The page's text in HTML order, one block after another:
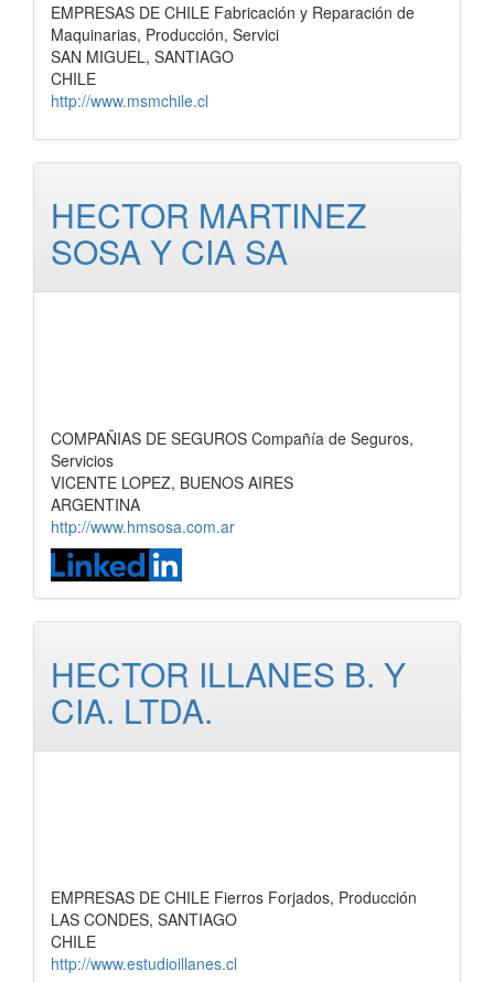
EMPRESAS DE CHILE Fabricación y Reparación de
Maquinarias, Producción, Servici
SAN MIGUEL, SANTIAGO
CHILE
http://www.msmchile.cl
HECTOR MARTINEZ
SOSA Y CIA SA
COMPAÑIAS DE SEGUROS Compañía de Seguros,
Servicios
VICENTE LOPEZ, BUENOS AIRES
ARGENTINA
http://www.hmsosa.com.ar
HECTOR ILLANES B. Y
CIA. LTDA.
EMPRESAS DE CHILE Fierros Forjados, Producción
LAS CONDES, SANTIAGO
CHILE
http://www.estudioillanes.cl